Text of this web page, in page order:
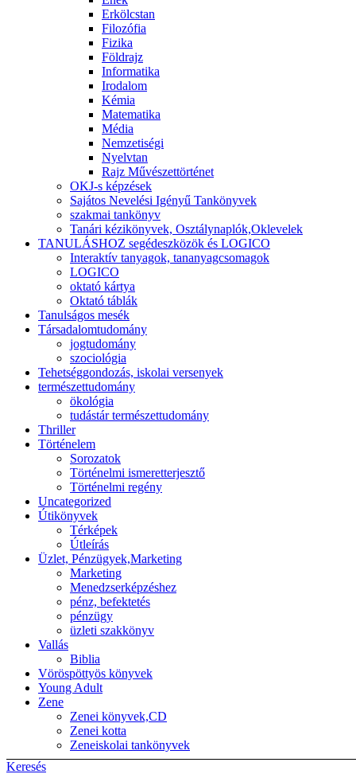
Keresés
Erkölcstan
Filozófia
Fizika
Földrajz
Informatika
Irodalom
Kémia
Matematika
Média
Nemzetiségi
Nyelvtan
Rajz Művészettörténet
OKJ-s képzések
Sajátos Nevelési Igényű Tankönyvek
szakmai tankönyv
Tanári kézikönyvek, Osztálynaplók,Oklevelek
TANULÁSHOZ segédeszközök és LOGICO
Interaktív tanyagok, tananyagcsomagok
LOGICO
oktató kártya
Oktató táblák
Tanulságos mesék
Társadalomtudomány
jogtudomány
szociológia
Tehetséggondozás, iskolai versenyek
természettudomány
ökológia
tudástár természettudomány
Thriller
Történelem
Sorozatok
Történelmi ismeretterjesztő
Történelmi regény
Uncategorized
Útikönyvek
Térképek
Útleírás
Üzlet, Pénzügyek,Marketing
Marketing
Menedzserképzéshez
pénz, befektetés
pénzügy
üzleti szakkönyv
Vallás
Biblia
Vöröspöttyös könyvek
Young Adult
Zene
Zenei könyvek,CD
Zenei kotta
Zeneiskolai tankönyvek